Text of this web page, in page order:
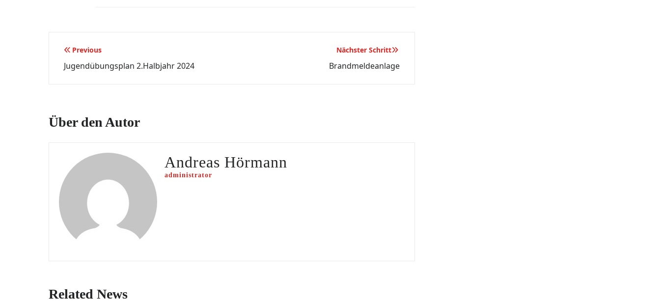
Beitragsnavigation
Previous
Jugendübungsplan 2.Halbjahr 2024
Nächster Schritt
Brandmeldeanlage
Über den Autor
Andreas Hörmann
administrator
Related News